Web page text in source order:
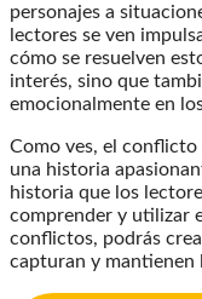
personajes a
lectores se ven
cómo se resuelven
interés, sino que
emocionalmente en
Como ves, el conflicto
una historia
historia que los
comprender y utilizar
conflictos, podrás
capturan y mantienen